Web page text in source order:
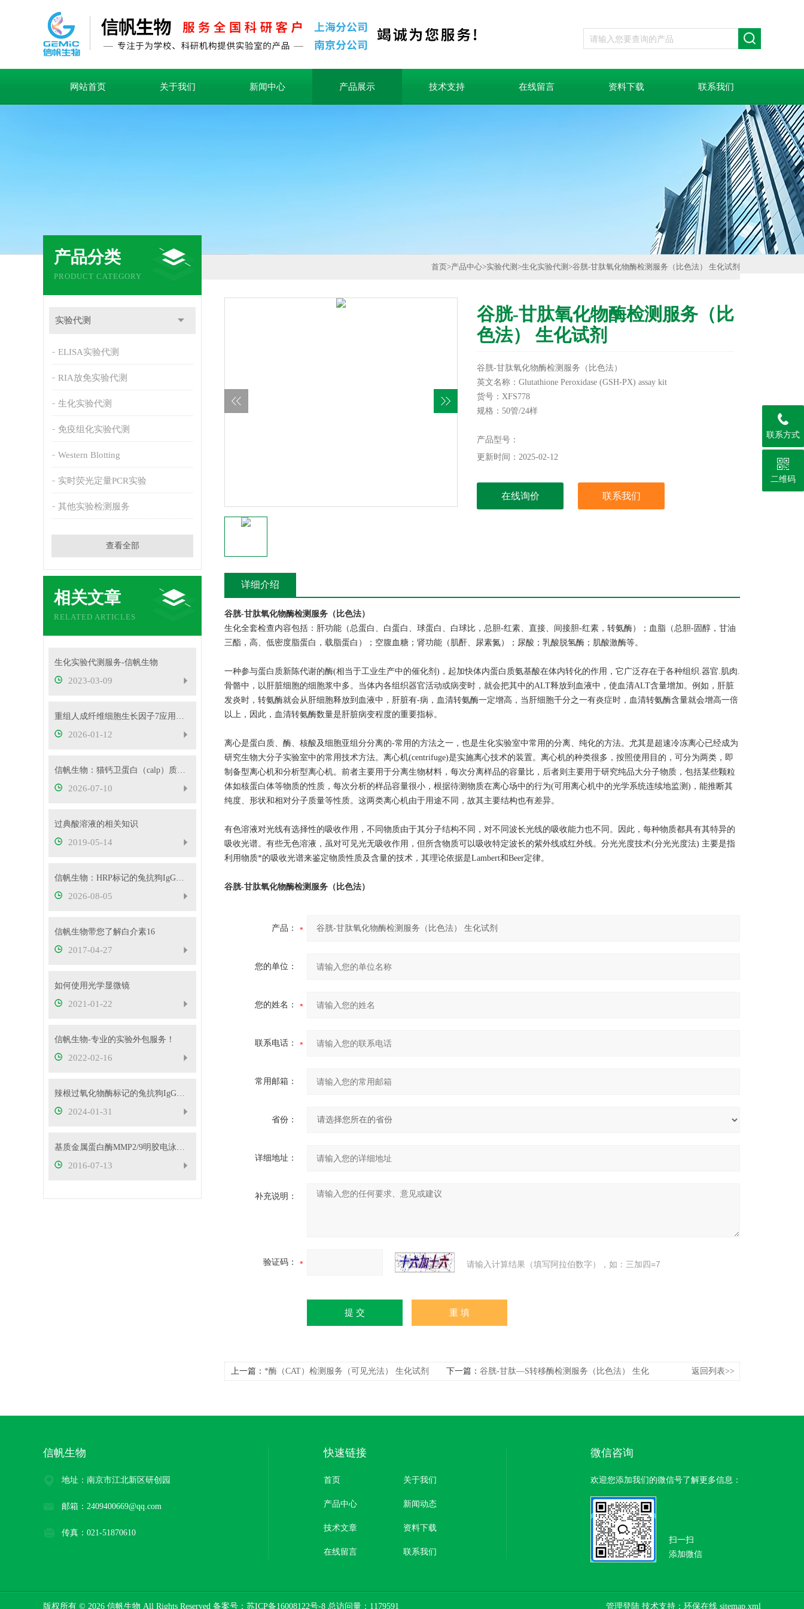
网站首页 关于我们 新闻中心 产品展示 技术支持 在线留言 资料下载 联系我们
产品分类
PRODUCT CATEGORY
实验代测
ELISA实验代测
RIA放免实验代测
生化实验代测
免疫组化实验代测
Western Blotting
实时荧光定量PCR实验
其他实验检测服务
查看全部
相关文章
RELATED ARTICLES
生化实验代测服务-信帆生物
2023-03-09
重组人成纤维细胞生长因子7应用领域
2026-01-12
信帆生物：猫钙卫蛋白（calp）质控样品产品应用
2026-07-10
过典酸溶液的相关知识
2019-05-14
信帆生物：HRP标记的兔抗狗IgG产品介绍
2026-08-05
信帆生物带您了解白介素16
2017-04-27
如何使用光学显微镜
2021-01-22
信帆生物-专业的实验外包服务！
2022-02-16
辣根过氧化物酶标记的兔抗狗IgG（H+L）的来源
2024-01-31
基质金属蛋白酶MMP2/9明胶电泳试剂盒操作步骤
2016-07-13
首页>产品中心>实验代测 >生化实验代测 >谷胱-甘肽氧化物酶检测服务（比色法） 生化试剂
谷胱-甘肽氧化物酶检测服务（比
色法） 生化试剂
谷胱-甘肽氧化物酶检测服务（比色法）
英文名称：Glutathione Peroxidase (GSH-PX) assay kit
货号：XFS778
规格：50管/24样
产品型号：
更新时间：2025-02-12
在线询价 联系我们
详细介绍
谷胱-甘肽氧化物酶检测服务（比色法）
生化全套检查内容包括：肝功能（总蛋白、白蛋白、球蛋白、白球比，总胆-红素、直接、间接胆-红素，转氨酶）；血脂（总胆-固醇，甘油
三酯，高、低密度脂蛋白，载脂蛋白）；空腹血糖；肾功能（肌酐、尿素氮）；尿酸；乳酸脱氢酶；肌酸激酶等。
一种参与蛋白质新陈代谢的酶(相当于工业生产中的催化剂)，起加快体内蛋白质氨基酸在体内转化的作用，它广泛存在于各种组织.器官.肌肉.
骨骼中，以肝脏细胞的细胞浆中多。当体内各组织器官活动或病变时，就会把其中的ALT释放到血液中，使血清ALT含量增加。例如，肝脏
发炎时，转氨酶就会从肝细胞释放到血液中，肝脏有-病，血清转氨酶一定增高，当肝细胞千分之一有炎症时，血清转氨酶含量就会增高一倍
以上，因此，血清转氨酶数量是肝脏病变程度的重要指标。
离心是蛋白质、酶、核酸及细胞亚组分分离的-常用的方法之一，也是生化实验室中常用的分离、纯化的方法。尤其是超速冷冻离心已经成为
研究生物大分子实验室中的常用技术方法。离心机(centrifuge)是实施离心技术的装置。离心机的种类很多，按照使用目的，可分为两类，即
制备型离心机和分析型离心机。前者主要用于分离生物材料，每次分离样品的容量比，后者则主要用于研究纯品大分子物质，包括某些颗粒
体如核蛋白体等物质的性质，每次分析的样品容量很小，根据待测物质在离心场中的行为(可用离心机中的光学系统连续地监测)，能推断其
纯度、形状和相对分子质量等性质。这两类离心机由于用途不同，故其主要结构也有差异。
有色溶液对光线有选择性的吸收作用，不同物质由于其分子结构不同，对不同波长光线的吸收能力也不同。因此，每种物质都具有其特异的
吸收光谱。有些无色溶液，虽对可见光无吸收作用，但所含物质可以吸收特定波长的紫外线或红外线。分光光度技术(分光光度法) 主要是指
利用物质*的吸收光谱来鉴定物质性质及含量的技术，其理论依据是Lambert和Beer定律。
谷胱-甘肽氧化物酶检测服务（比色法）
产品：
您的单位：
您的姓名：
联系电话：
常用邮箱：
省份：
详细地址：
补充说明：
验证码： 请输入计算结果（填写阿拉伯数字），如：三加四=7
上一篇： *酶（CAT）检测服务（可见光法） 生化试剂 下一篇： 谷胱-甘肽—S转移酶检测服务（比色法） 生化
返回列表>>
信帆生物
地址：南京市江北新区研创园
邮箱：2409400669@qq.com
传真：021-51870610
快速链接
首页 关于我们
产品中心 新闻动态
技术文章 资料下载
在线留言 联系我们
微信咨询
欢迎您添加我们的微信号了解更多信息：
扫一扫
添加微信
版权所有 © 2026 信帆生物 All Rights Reserved 备案号： 苏ICP备16008122号-8 总访问量：1179591 管理登陆 技术支持： 环保在线 sitemap.xml
联系方式
二维码